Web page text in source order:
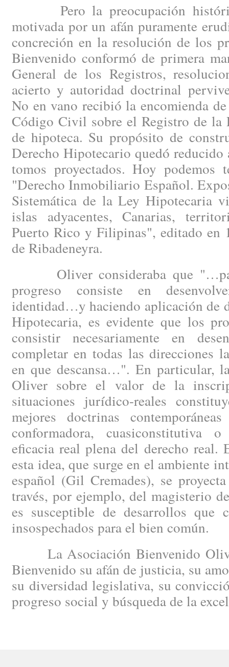
Pero la preocupación
motivada por un afán puramente
concreción en la resolución de los
Bienvenido conformó de primera
General de los Registros,
acierto y autoridad doctrinal
No en vano recibió la encomienda
Código Civil sobre el Registro de la
de hipoteca. Su propósito de
Derecho Hipotecario quedó
tomos proyectados. Hoy podemos
"Derecho Inmobiliario Español.
Sistemática de la Ley Hipotecaria
islas adyacentes, Canarias,
Puerto Rico y Filipinas", editado en
de Ribadeneyra.
Oliver consideraba que
progreso consiste en
identidad…y haciendo aplicación de
Hipotecaria, es evidente que los
consistir necesariamente en
completar en todas las direcciones
en que descansa…". En particular,
Oliver sobre el valor de la
situaciones jurídico-reales
mejores doctrinas
conformadora, cuasiconstitutiva
eficacia real plena del derecho real.
esta idea, que surge en el ambiente
español (Gil Cremades), se
través, por ejemplo, del magisterio
es susceptible de desarrollos que
insospechados para el bien común.
La Asociación Bienvenido
Bienvenido su afán de justicia, su
su diversidad legislativa, su
progreso social y búsqueda de la